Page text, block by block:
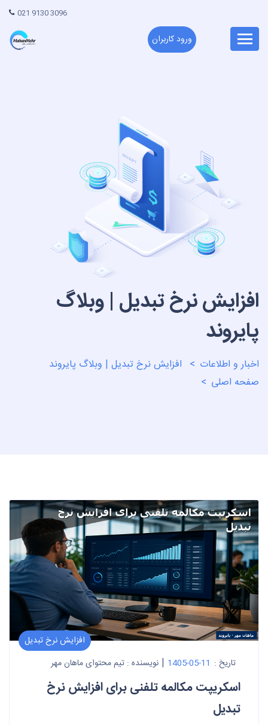
021 9130 3096
ورود کاربران
افزایش نرخ تبدیل | وبلاگ
پایروند
افزایش نرخ تبدیل | وبلاگ پایروند
اخبار و اطلاعات
صفحه اصلی
افزایش نرخ تبدیل
تاریخ : 1405-05-11
| نویسنده : تیم محتوای ماهان مهر
اسکریپت مکالمه تلفنی برای افزایش نرخ
تبدیل